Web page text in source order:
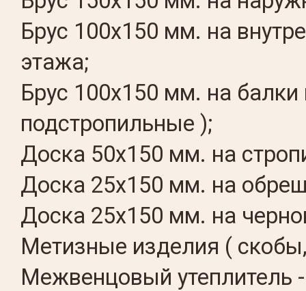
Брус 100х150 мм. на
этажа;
Брус 100х150 мм. на
подстропильные );
Доска 50х150 мм. на
Доска 25х150 мм. на
Доска 25х150 мм. на
Метизные изделия (
Межвенцовый утеплитель